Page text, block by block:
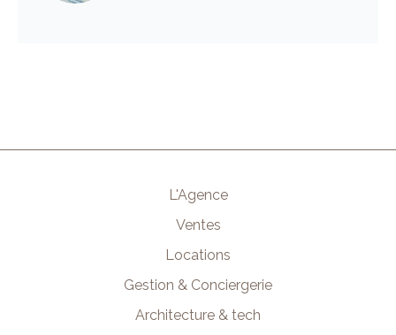
L'Agence
Ventes
Locations
Gestion & Conciergerie
Architecture & tech